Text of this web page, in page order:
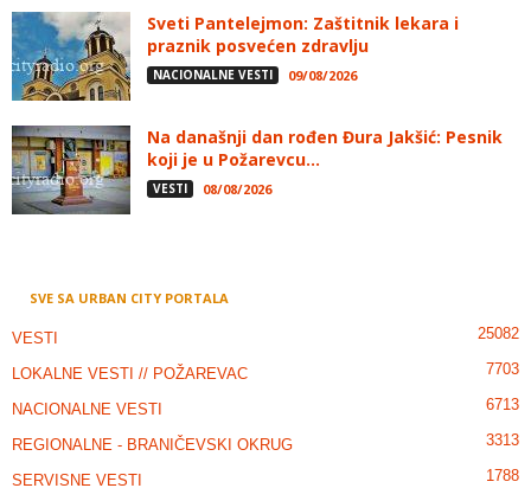
Sveti Pantelejmon: Zaštitnik lekara i
praznik posvećen zdravlju
NACIONALNE VESTI 09/08/2026
Na današnji dan rođen Đura Jakšić: Pesnik
koji je u Požarevcu...
VESTI 08/08/2026
SVE SA URBAN CITY PORTALA
VESTI 25082
LOKALNE VESTI // POŽAREVAC 7703
NACIONALNE VESTI 6713
REGIONALNE - BRANIČEVSKI OKRUG 3313
SERVISNE VESTI 1788